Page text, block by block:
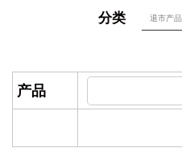
分类
产品